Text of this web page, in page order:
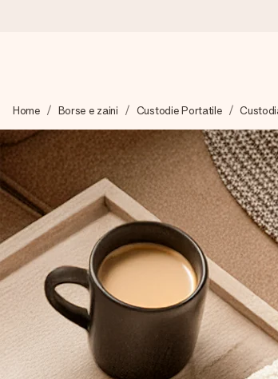
Prepariamo il tuo regalo con attenzione e lo
4,7 (basato su +15.000 recensioni)
I nostri regali ispirano. I clienti ci valutano 4,7 su
Biglietto d'auguri gratuito
Realizza qualcosa di unico in pochi passi –
perfetto.
Home Borse e zaini Custodie Portatile